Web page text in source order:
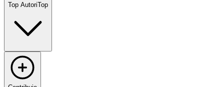
Top AutoriTop